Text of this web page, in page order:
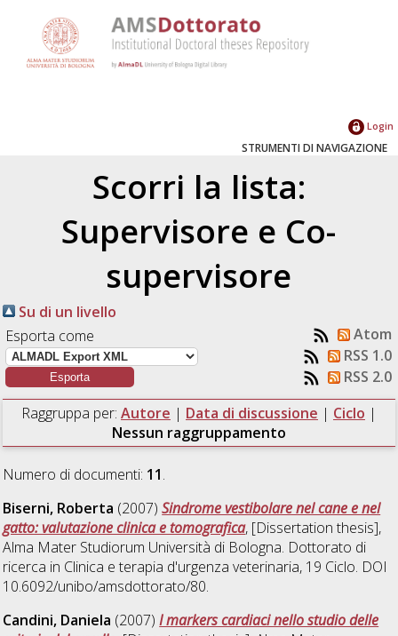
Login
STRUMENTI DI NAVIGAZIONE
Scorri la lista:
Supervisore e Co-
supervisore
Su di un livello
Esporta come
Atom
RSS 1.0
RSS 2.0
Raggruppa per: Autore | Data di discussione | Ciclo |
Nessun raggruppamento
Numero di documenti: 11.
Biserni, Roberta (2007)Sindrome vestibolare nel cane e nel
gatto: valutazione clinica e tomografica, [Dissertation thesis],
Alma Mater Studiorum Università di Bologna. Dottorato di
ricerca in Clinica e terapia d'urgenza veterinaria, 19 Ciclo. DOI
10.6092/unibo/amsdottorato/80.
Candini, Daniela (2007)I markers cardiaci nello studio delle